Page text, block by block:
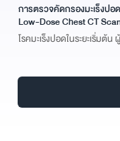
การตรวจคัดกรองมะเร็งปอด
Low-Dose Chest CT
โรคมะเร็งปอดในระยะเริ่มต้น